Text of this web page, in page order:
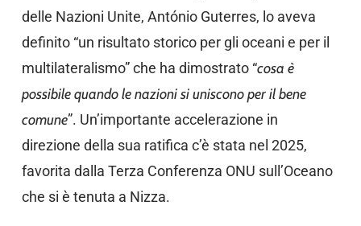
delle Nazioni Unite, António Guterres, lo aveva
definito “un risultato storico per gli oceani e per il
multilateralismo” che ha dimostrato “cosa è
possibile quando le nazioni si uniscono per il bene
comune”. Un’importante accelerazione in
direzione della sua ratifica c’è stata nel 2025,
favorita dalla Terza Conferenza ONU sull’Oceano
che si è tenuta a Nizza.